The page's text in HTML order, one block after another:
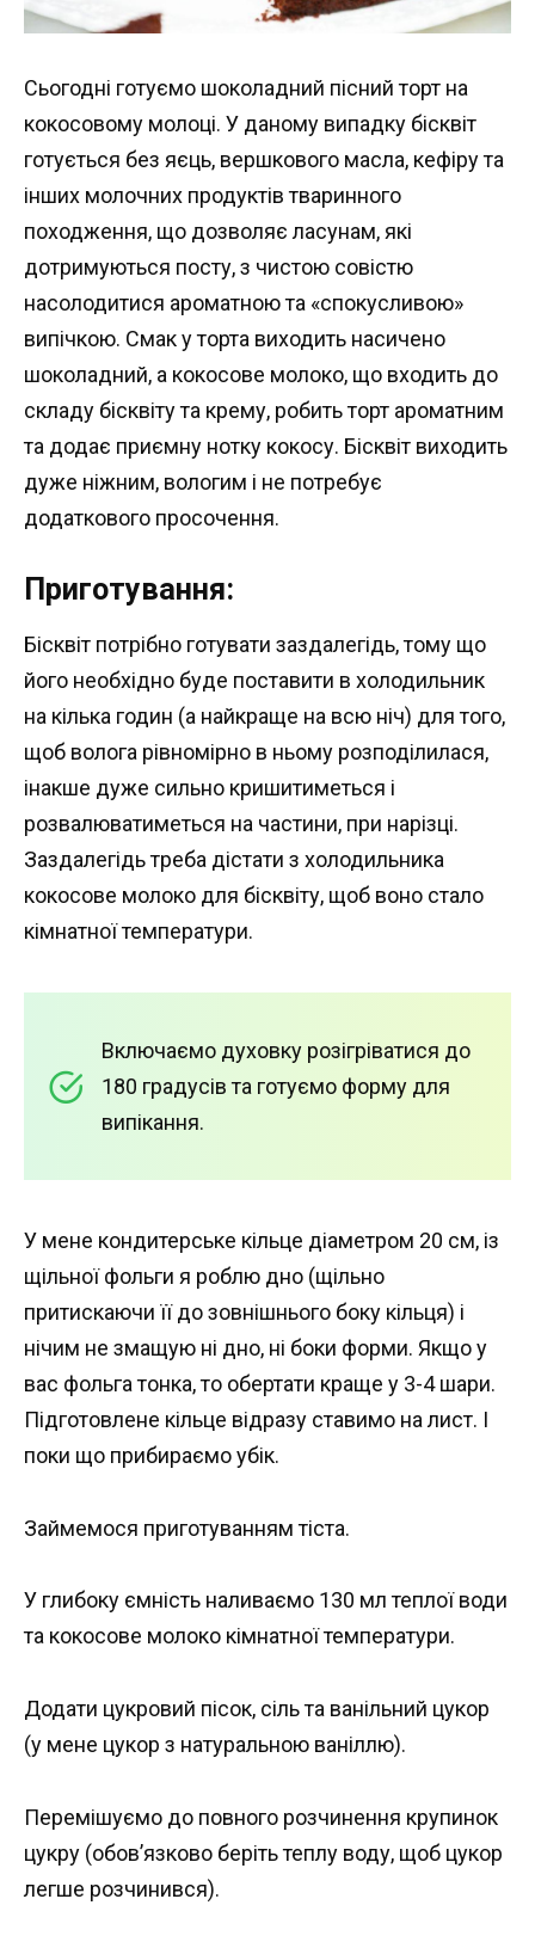
Сьогодні готуємо шоколадний пісний торт на
кокосовому молоці. У даному випадку бісквіт
готується без яєць, вершкового масла, кефіру та
інших молочних продуктів тваринного
походження, що дозволяє ласунам, які
дотримуються посту, з чистою совістю
насолодитися ароматною та «спокусливою»
випічкою. Смак у торта виходить насичено
шоколадний, а кокосове молоко, що входить до
складу бісквіту та крему, робить торт ароматним
та додає приємну нотку кокосу. Бісквіт виходить
дуже ніжним, вологим і не потребує
додаткового просочення.
Приготування:
Бісквіт потрібно готувати заздалегідь, тому що
його необхідно буде поставити в холодильник
на кілька годин (а найкраще на всю ніч) для того,
щоб волога рівномірно в ньому розподілилася,
інакше дуже сильно кришитиметься і
розвалюватиметься на частини, при нарізці.
Заздалегідь треба дістати з холодильника
кокосове молоко для бісквіту, щоб воно стало
кімнатної температури.
Включаємо духовку розігріватися до
180 градусів та готуємо форму для
випікання.
У мене кондитерське кільце діаметром 20 см, із
щільної фольги я роблю дно (щільно
притискаючи її до зовнішнього боку кільця) і
нічим не змащую ні дно, ні боки форми. Якщо у
вас фольга тонка, то обертати краще у 3-4 шари.
Підготовлене кільце відразу ставимо на лист. І
поки що прибираємо убік.
Займемося приготуванням тіста.
У глибоку ємність наливаємо 130 мл теплої води
та кокосове молоко кімнатної температури.
Додати цукровий пісок, сіль та ванільний цукор
(у мене цукор з натуральною ваніллю).
Перемішуємо до повного розчинення крупинок
цукру (обов’язково беріть теплу воду, щоб цукор
легше розчинився).